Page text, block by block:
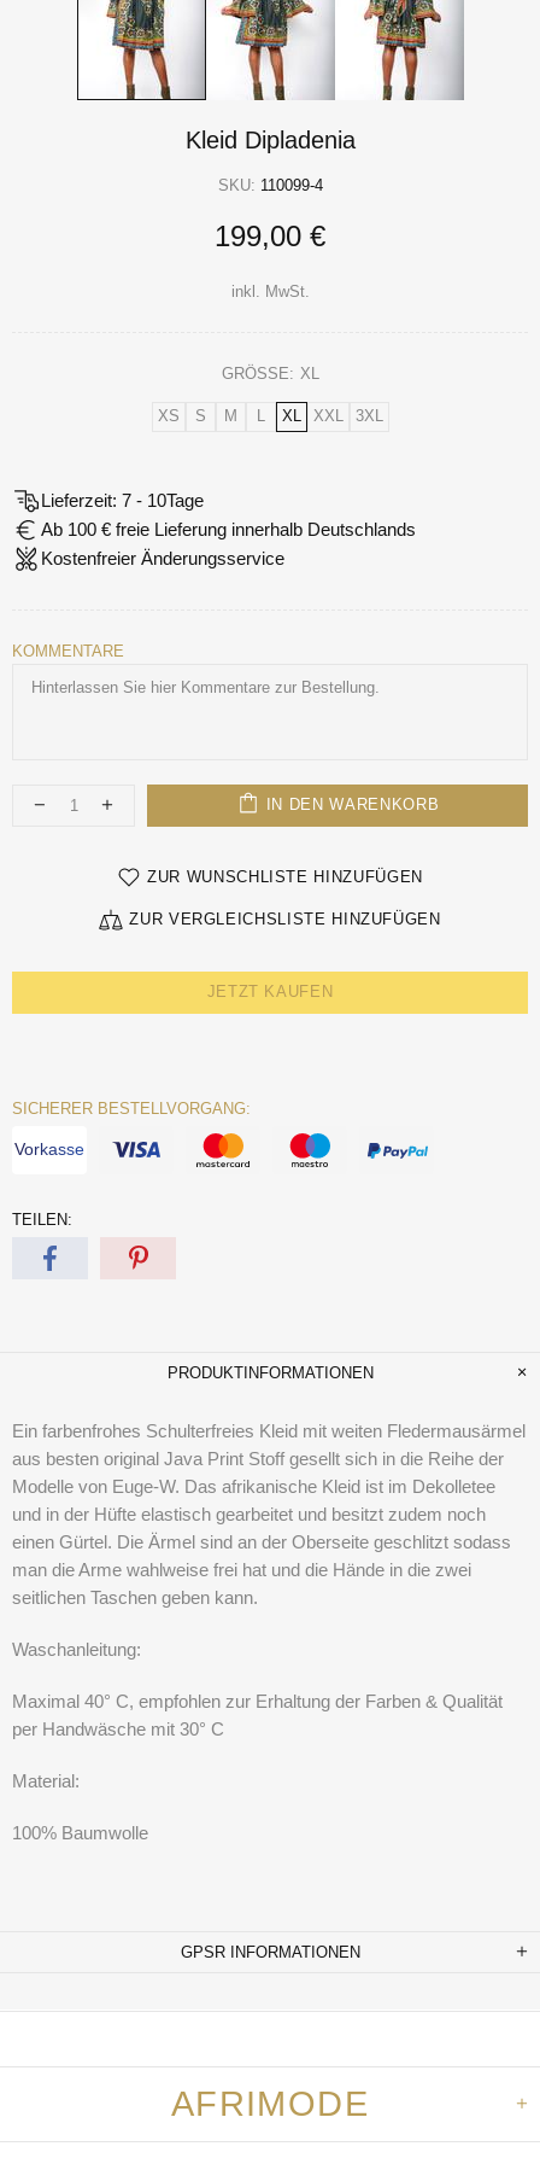
Kleid Dipladenia
SKU: 110099-4
199,00 €
inkl. MwSt.
GRÖSSE: XL
XS S M L XL XXL 3XL
Lieferzeit: 7 - 10Tage
Ab 100 € freie Lieferung innerhalb Deutschlands
Kostenfreier Änderungsservice
KOMMENTARE
IN DEN WARENKORB
ZUR WUNSCHLISTE HINZUFÜGEN
ZUR VERGLEICHSLISTE HINZUFÜGEN
JETZT KAUFEN
SICHERER BESTELLVORGANG:
Vorkasse
TEILEN:
PRODUKTINFORMATIONEN
Ein farbenfrohes Schulterfreies Kleid mit weiten Fledermausärmel
aus besten original Java Print Stoff gesellt sich in die Reihe der
Modelle von Euge-W. Das afrikanische Kleid ist im Dekolletee
und in der Hüfte elastisch gearbeitet und besitzt zudem noch
einen Gürtel. Die Ärmel sind an der Oberseite geschlitzt sodass
man die Arme wahlweise frei hat und die Hände in die zwei
seitlichen Taschen geben kann.
Waschanleitung:
Maximal 40° C, empfohlen zur Erhaltung der Farben & Qualität
per Handwäsche mit 30° C
Material:
100% Baumwolle
GPSR INFORMATIONEN
AFRIMODE